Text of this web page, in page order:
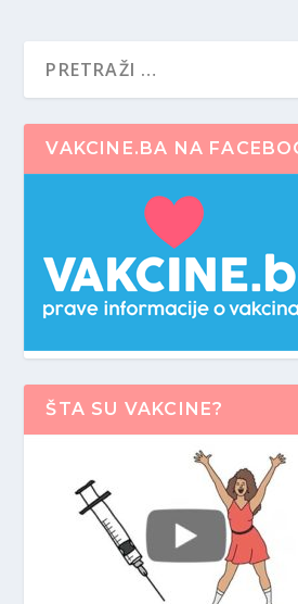
VAKCINE.BA NA
ŠTA SU VAKCINE?